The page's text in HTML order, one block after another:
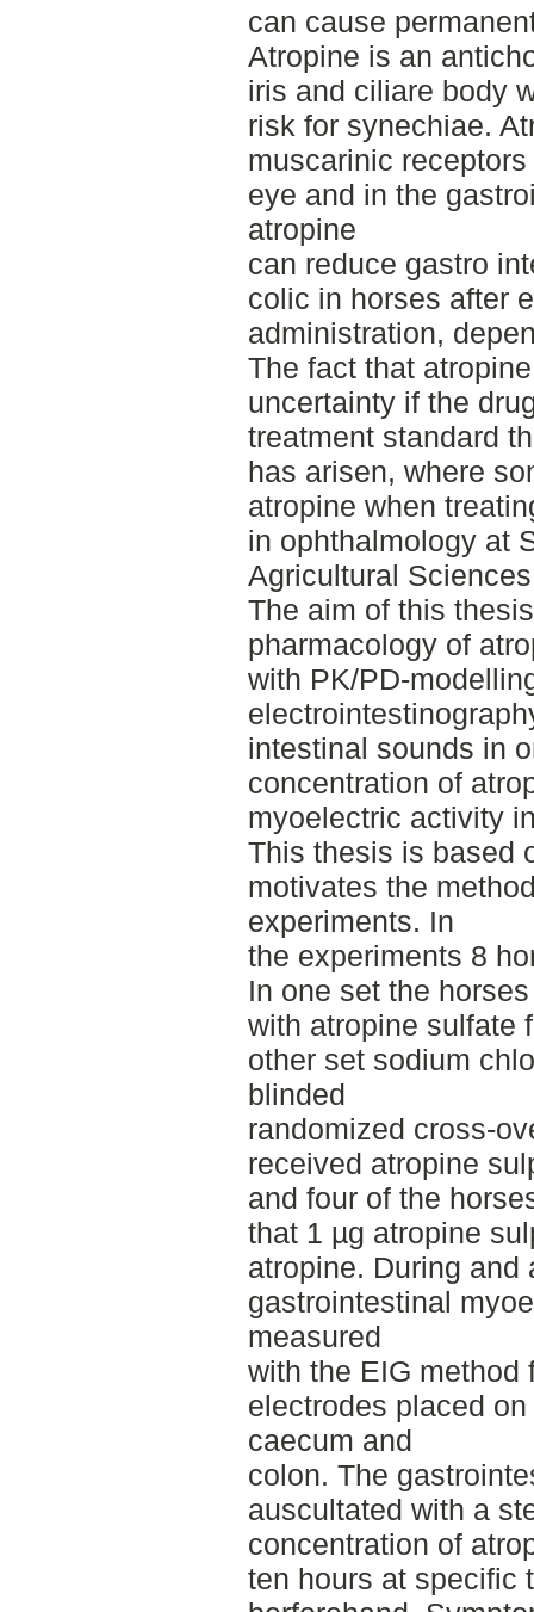
can cause
Atropine is an
iris and ciliare body
risk for synechiae.
muscarinic
eye and in the
atropine
can reduce gastro
colic in horses after
administration,
The fact that
uncertainty if the
treatment standard
has arisen, where
atropine when
in ophthalmology at
Agricultural
The aim of this
pharmacology of
with PK/PD-
intestinal sounds in
concentration of
myoelectric activity
This thesis is based
motivates the
experiments. In
the experiments 8
In one set the
with atropine sulfate
other set sodium
blinded
randomized cross-
received atropine
and four of the
that 1 µg atropine
atropine. During and
gastrointestinal
measured
with the EIG method
electrodes placed
caecum and
colon. The
auscultated with a
concentration of
ten hours at specific